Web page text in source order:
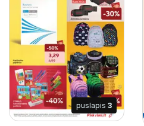
puslapis 3